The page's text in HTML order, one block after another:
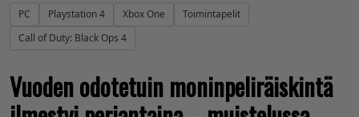
PC Playstation 4 Xbox One
Toimintapelit
Call of Duty: Black Ops 4
Vuoden odotetuin moninpeliräiskintä